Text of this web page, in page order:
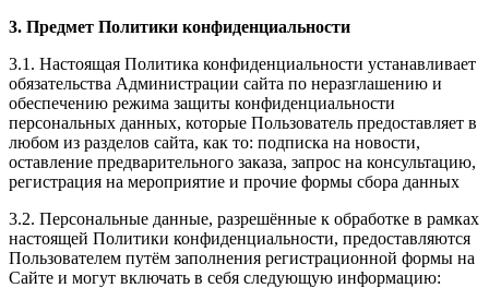
3. Предмет Политики конфиденциальности
3.1. Настоящая Политика конфиденциальности устанавливает
обязательства Администрации сайта по неразглашению и
обеспечению режима защиты конфиденциальности
персональных данных, которые Пользователь предоставляет в
любом из разделов сайта, как то: подписка на новости,
оставление предварительного заказа, запрос на консультацию,
регистрация на мероприятие и прочие формы сбора данных
3.2. Персональные данные, разрешённые к обработке в рамках
настоящей Политики конфиденциальности, предоставляются
Пользователем путём заполнения регистрационной формы на
Сайте и могут включать в себя следующую информацию: